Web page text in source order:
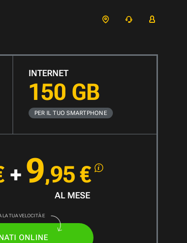
INTERNET
150 GB
PER IL TUO SMARTPHONE
+ 9,95€
AL MESE
LA TUA VELOCITÀ E
ONLINE